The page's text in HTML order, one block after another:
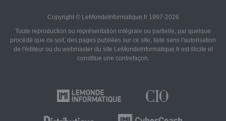
Copyright © LeMondeInformatique.fr 1997-2026
Toute reproduction ou représentation intégrale ou partielle, par quelque
procédé que ce soit, des pages publiées sur ce site, faite sans l'autorisation
de l'éditeur ou du webmaster du site LeMondeInformatique.fr est illicite et
constitue une contrefaçon.